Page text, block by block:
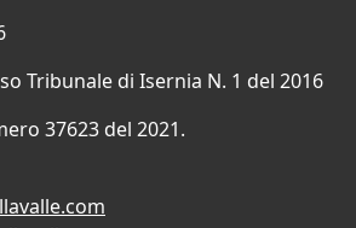
Tribunale di Isernia N. 1 del 2016
37623 del 2021.